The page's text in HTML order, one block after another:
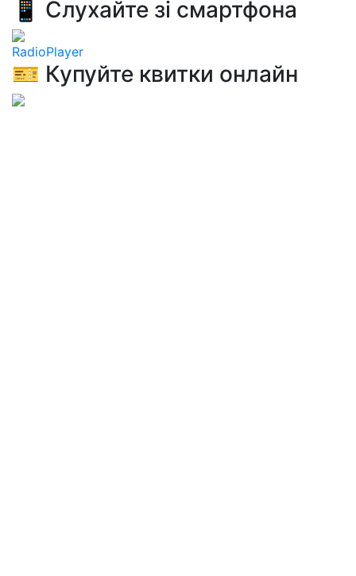
📱 Слухайте зі смартфона
RadioPlayer
🎫 Купуйте квитки онлайн